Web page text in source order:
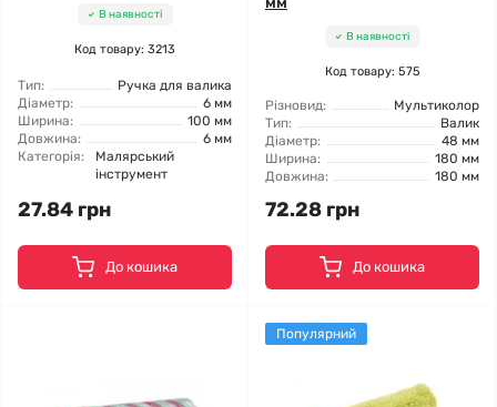
В наявності
Код товару: 3213
Тип:
Ручка для валика
Діаметр:
6 мм
Ширина:
100 мм
Довжина:
6 мм
Категорія:
Малярський
інструмент
27.84 грн
До кошика
В наявності
Код товару: 575
Різновид:
Мультиколор
Тип:
Валик
Діаметр:
48 мм
Ширина:
180 мм
Довжина:
180 мм
72.28 грн
До кошика
Популярний